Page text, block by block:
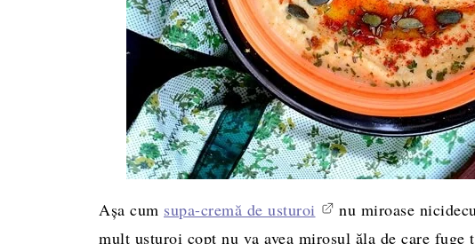
Aşa cum supa-cremă de usturoi
nu miroase
mult usturoi copt nu va avea mirosul ăla de care fuge